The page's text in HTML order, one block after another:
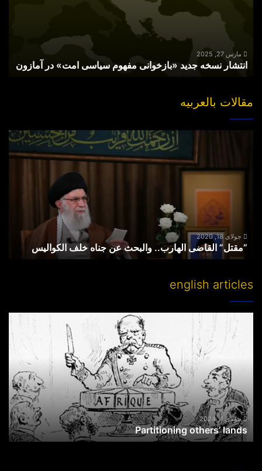
آمازونمارس 27, 2025
انتشار نسخه جدید «بازخوانی مفهوم سیاسی امت» در آمازون
مقالات بالعربیه
والبحث
جولای 18, 2020
“مقتل” القاضی الهارب.. والبحث عن جناه خلف الکوالیس
english articles
others’
جولای 4, 2024
Partitioning others’ lands